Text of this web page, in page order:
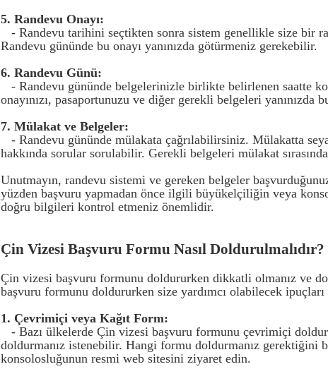
5. Randevu Onayı:
- Randevu tarihini seçtikten sonra sistem genellikle size bir
Randevu gününde bu onayı yanınızda götürmeniz gerekebilir.
6. Randevu Günü:
- Randevu gününde belgelerinizle birlikte belirlenen saatte
onayınızı, pasaportunuzu ve diğer gerekli belgeleri yanınızda
7. Mülakat ve Belgeler:
- Randevu gününde mülakata çağrılabilirsiniz. Mülakatta
hakkında sorular sorulabilir. Gerekli belgeleri mülakat
Unutmayın, randevu sistemi ve gereken belgeler
yüzden başvuru yapmadan önce ilgili büyükelçiliğin veya
doğru bilgileri kontrol etmeniz önemlidir.
Çin Vizesi Başvuru Formu Nasıl
Çin vizesi başvuru formunu doldururken dikkatli olmanız ve
başvuru formunu doldururken size yardımcı olabilecek
1. Çevrimiçi veya Kağıt Form:
- Bazı ülkelerde Çin vizesi başvuru formunu çevrimiçi
doldurmanız istenebilir. Hangi formu doldurmanız
konsolosluğunun resmi web sitesini ziyaret edin.